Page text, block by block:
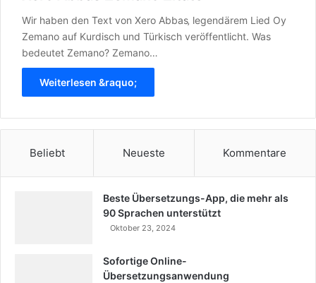
Wir haben den Text von Xero Abbas‚ legendärem Lied Oy
Zemano auf Kurdisch und Türkisch veröffentlicht. Was
bedeutet Zemano? Zemano…
Weiterlesen &raquo;
Beliebt Neueste Kommentare
Beste Übersetzungs-App, die mehr als
90 Sprachen unterstützt
Oktober 23, 2024
Sofortige Online-
Übersetzungsanwendung